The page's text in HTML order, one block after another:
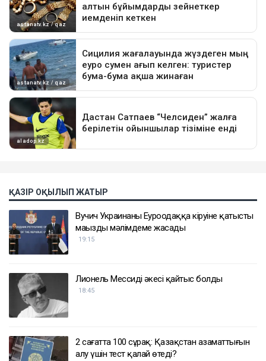
ҚАЗІР ОҚЫЛЫП ЖАТЫР
Вучич Украинаның Еуроодаққа кіруіне қатысты
маңызды мәлімдеме жасады
19:15
Лионель Мессидің әкесі қайтыс болды
18:45
2 сағатта 100 сұрақ: Қазақстан азаматтығын
алу үшін тест қалай өтеді?